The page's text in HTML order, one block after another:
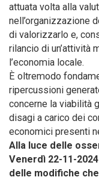
attuata volta alla
nell’organizzazione
di valorizzarlo e,
rilancio di un’attività
l’economia locale.
È oltremodo
ripercussioni
concerne la viabilità
disagi a carico dei
economici presenti
Alla luce delle
Venerdì 22-11-
delle modifiche